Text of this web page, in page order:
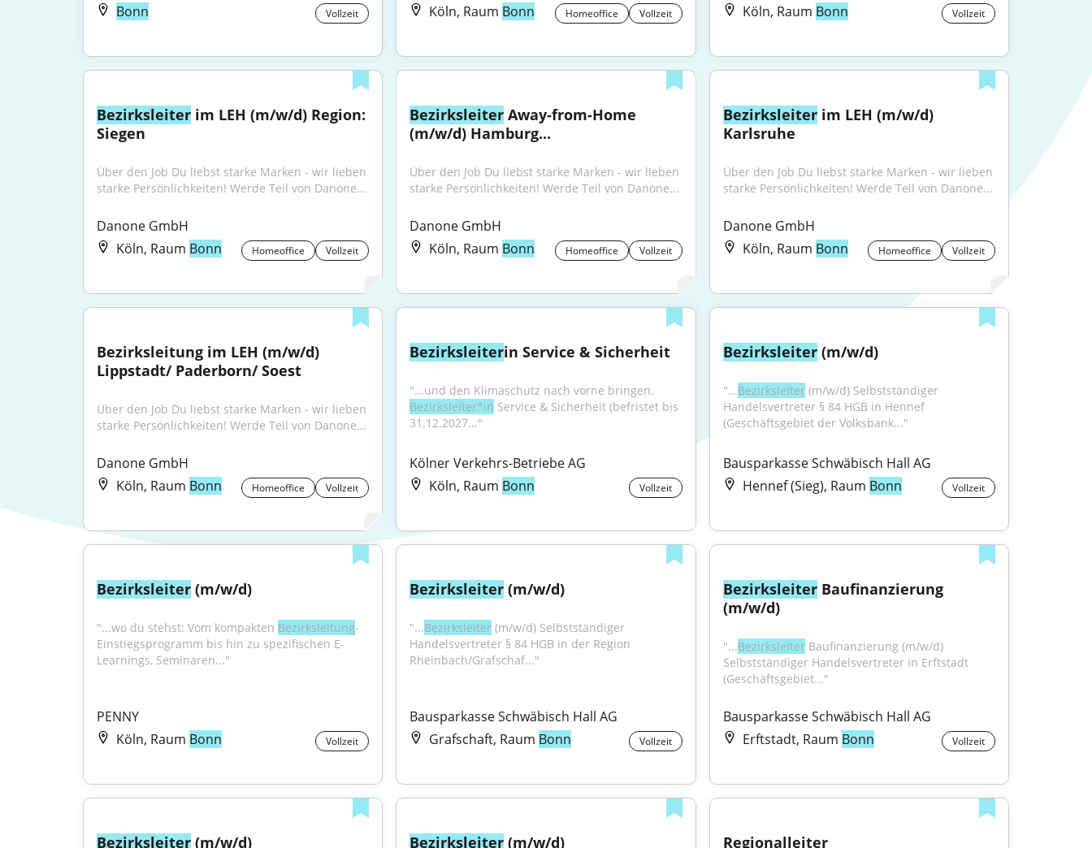
Bonn
Vollzeit
Köln, Raum Bonn Homeoffice Vollzeit
Köln, Raum Bonn Vollzeit
Bezirksleiter im LEH (m/w/d) Region:
Siegen
Über den Job Du liebst starke Marken - wir lieben
starke Persönlichkeiten! Werde Teil von Danone...
Danone GmbH
Köln, Raum Bonn Homeoffice Vollzeit
Bezirksleiter Away-from-Home
(m/w/d) Hamburg...
Über den Job Du liebst starke Marken - wir lieben
starke Persönlichkeiten! Werde Teil von Danone...
Danone GmbH
Köln, Raum Bonn Homeoffice Vollzeit
Bezirksleiter im LEH (m/w/d)
Karlsruhe
Über den Job Du liebst starke Marken - wir lieben
starke Persönlichkeiten! Werde Teil von Danone...
Danone GmbH
Köln, Raum Bonn Homeoffice Vollzeit
Bezirksleitung im LEH (m/w/d)
Lippstadt/ Paderborn/ Soest
Über den Job Du liebst starke Marken - wir lieben
starke Persönlichkeiten! Werde Teil von Danone...
Danone GmbH
Köln, Raum Bonn Homeoffice Vollzeit
Bezirksleiterin Service & Sicherheit
Bezirksleiter*in Service & Sicherheit (befristet bis
31.12.2027..."
Kölner Verkehrs-Betriebe AG
Köln, Raum Bonn Vollzeit
Bezirksleiter (m/w/d)
"...Bezirksleiter (m/w/d) Selbstständiger
Handelsvertreter § 84 HGB in Hennef
(Geschäftsgebiet der Volksbank..."
Bausparkasse Schwäbisch Hall AG
Hennef (Sieg), Raum Bonn Vollzeit
Bezirksleiter (m/w/d)
"...wo du stehst: Vom kompakten Bezirksleitung-
Einstiegsprogramm bis hin zu spezifischen E-
Learnings, Seminaren..."
PENNY
Köln, Raum Bonn Vollzeit
Bezirksleiter (m/w/d)
"...Bezirksleiter (m/w/d) Selbstständiger
Handelsvertreter § 84 HGB in der Region
Rheinbach/Grafschaf..."
Bausparkasse Schwäbisch Hall AG
Grafschaft, Raum Bonn Vollzeit
Bezirksleiter Baufinanzierung
(m/w/d)
"...Bezirksleiter Baufinanzierung (m/w/d)
Selbstständiger Handelsvertreter in Erftstadt
(Geschäftsgebiet..."
Bausparkasse Schwäbisch Hall AG
Erftstadt, Raum Bonn Vollzeit
Bezirksleiter (m/w/d) Bezirksleiter (m/w/d) Regionalleiter